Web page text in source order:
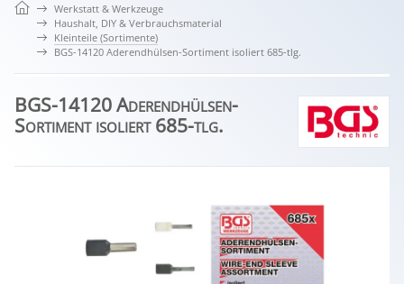
Werkstatt & Werkzeuge
Haushalt, DIY & Verbrauchsmaterial
Kleinteile (Sortimente)
BGS-14120 Aderendhülsen-Sortiment isoliert 685-tlg.
BGS-14120 Aderendhülsen-
Sortiment isoliert 685-tlg.